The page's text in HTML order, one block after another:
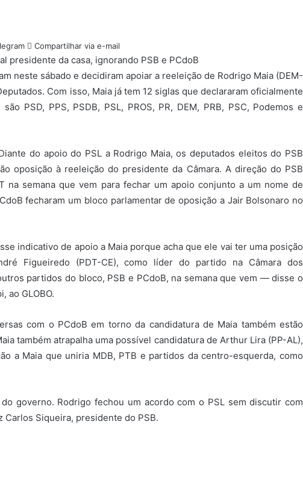
Compartilhar via e-mail
presidente da casa, ignorando PSB e PCdoB
neste sábado e decidiram apoiar a reeleição de Rodrigo Maia (DEM-
Com isso, Maia já tem 12 siglas que declararam oficialmente
PSD, PPS, PSDB, PSL, PROS, PR, DEM, PRB, PSC, Podemos e
do apoio do PSL a Rodrigo Maia, os deputados eleitos do PSB
oposição à reeleição do presidente da Câmara. A direção do PSB
na semana que vem para fechar um apoio conjunto a um nome de
fecharam um bloco parlamentar de oposição a Jair Bolsonaro no
indicativo de apoio a Maia porque acha que ele vai ter uma posição
Figueiredo (PDT-CE), como líder do partido na Câmara dos
partidos do bloco, PSB e PCdoB, na semana que vem — disse o
ao GLOBO.
com o PCdoB em torno da candidatura de Maia também estão
também atrapalha uma possível candidatura de Arthur Lira (PP-AL),
a Maia que uniria MDB, PTB e partidos da centro-esquerda, como
governo. Rodrigo fechou um acordo com o PSL sem discutir com
Siqueira, presidente do PSB.